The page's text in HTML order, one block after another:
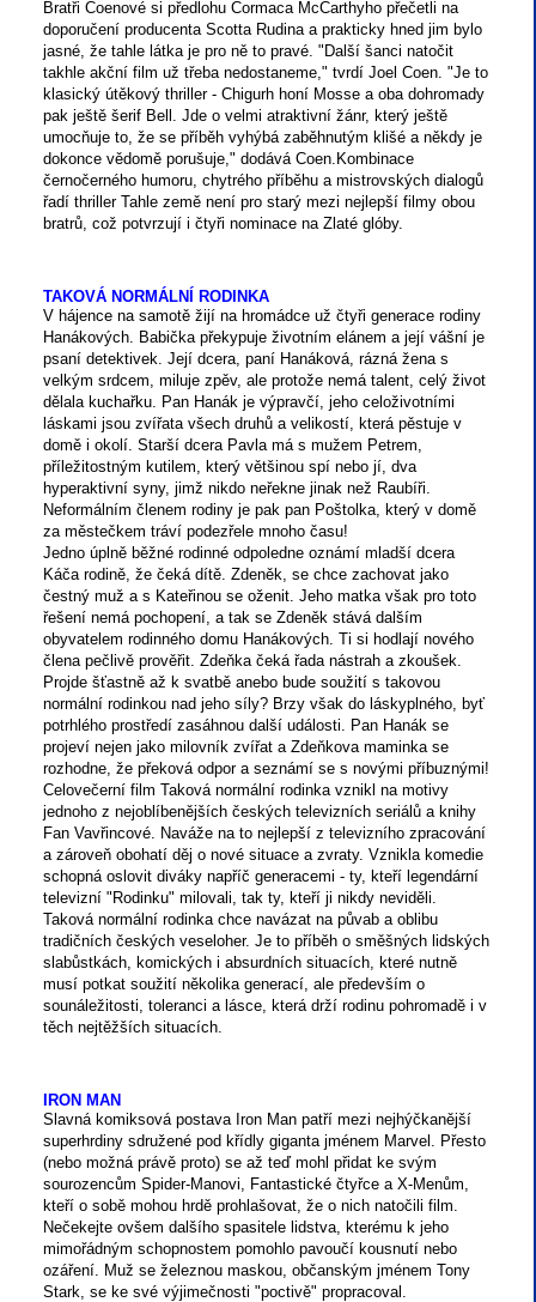
Bratři Coenové si předlohu Cormaca McCarthyho přečetli na
doporučení producenta Scotta Rudina a prakticky hned jim bylo
jasné, že tahle látka je pro ně to pravé. "Další šanci natočit
takhle akční film už třeba nedostaneme," tvrdí Joel Coen. "Je to
klasický útěkový thriller - Chigurh honí Mosse a oba dohromady
pak ještě šerif Bell. Jde o velmi atraktivní žánr, který ještě
umocňuje to, že se příběh vyhýbá zaběhnutým klišé a někdy je
dokonce vědomě porušuje," dodává Coen.Kombinace
černočerného humoru, chytrého příběhu a mistrovských dialogů
řadí thriller Tahle země není pro starý mezi nejlepší filmy obou
bratrů, což potvrzují i čtyři nominace na Zlaté glóby.
TAKOVÁ NORMÁLNÍ RODINKA
V hájence na samotě žijí na hromádce už čtyři generace rodiny
Hanákových. Babička překypuje životním elánem a její vášní je
psaní detektivek. Její dcera, paní Hanáková, rázná žena s
velkým srdcem, miluje zpěv, ale protože nemá talent, celý život
dělala kuchařku. Pan Hanák je výpravčí, jeho celoživotními
láskami jsou zvířata všech druhů a velikostí, která pěstuje v
domě i okolí. Starší dcera Pavla má s mužem Petrem,
příležitostným kutilem, který většinou spí nebo jí, dva
hyperaktivní syny, jimž nikdo neřekne jinak než Raubíři.
Neformálním členem rodiny je pak pan Poštolka, který v domě
za městečkem tráví podezřele mnoho času!
Jedno úplně běžné rodinné odpoledne oznámí mladší dcera
Káča rodině, že čeká dítě. Zdeněk, se chce zachovat jako
čestný muž a s Kateřinou se oženit. Jeho matka však pro toto
řešení nemá pochopení, a tak se Zdeněk stává dalším
obyvatelem rodinného domu Hanákových. Ti si hodlají nového
člena pečlivě prověřit. Zdeňka čeká řada nástrah a zkoušek.
Projde šťastně až k svatbě anebo bude soužití s takovou
normální rodinkou nad jeho síly? Brzy však do láskyplného, byť
potrhlého prostředí zasáhnou další události. Pan Hanák se
projeví nejen jako milovník zvířat a Zdeňkova maminka se
rozhodne, že překová odpor a seznámí se s novými příbuznými!
Celovečerní film Taková normální rodinka vznikl na motivy
jednoho z nejoblíbenějších českých televizních seriálů a knihy
Fan Vavřincové. Naváže na to nejlepší z televizního zpracování
a zároveň obohatí děj o nové situace a zvraty. Vznikla komedie
schopná oslovit diváky napříč generacemi - ty, kteří legendární
televizní "Rodinku" milovali, tak ty, kteří ji nikdy neviděli.
Taková normální rodinka chce navázat na půvab a oblibu
tradičních českých veseloher. Je to příběh o směšných lidských
slabůstkách, komických i absurdních situacích, které nutně
musí potkat soužití několika generací, ale především o
sounáležitosti, toleranci a lásce, která drží rodinu pohromadě i v
těch nejtěžších situacích.
IRON MAN
Slavná komiksová postava Iron Man patří mezi nejhýčkanější
superhrdiny sdružené pod křídly giganta jménem Marvel. Přesto
(nebo možná právě proto) se až teď mohl přidat ke svým
sourozencům Spider-Manovi, Fantastické čtyřce a X-Menům,
kteří o sobě mohou hrdě prohlašovat, že o nich natočili film.
Nečekejte ovšem dalšího spasitele lidstva, kterému k jeho
mimořádným schopnostem pomohlo pavoučí kousnutí nebo
ozáření. Muž se železnou maskou, občanským jménem Tony
Stark, se ke své výjimečnosti "poctivě" propracoval.